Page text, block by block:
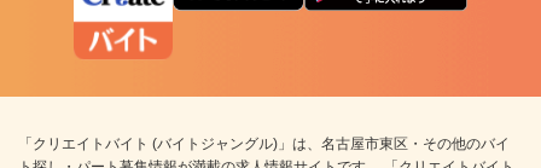
「クリエイトバイト (バイトジャングル)」は、名古屋市東区・その他のバイ